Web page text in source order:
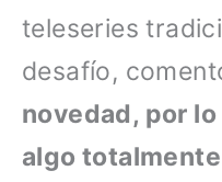
teleseries
desafío,
novedad, por
algo